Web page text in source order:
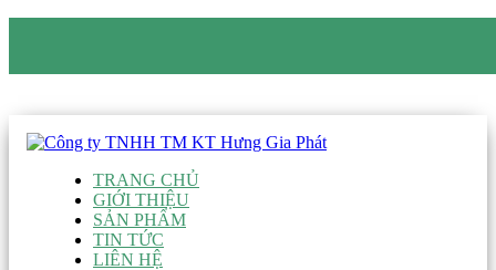
TRANG CHỦ
GIỚI THIỆU
SẢN PHẨM
TIN TỨC
LIÊN HỆ